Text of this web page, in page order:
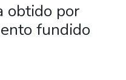
obtido por
fundido